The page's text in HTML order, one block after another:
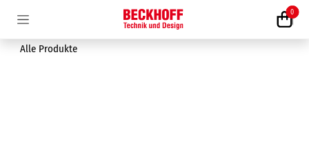
0
Alle Produkte